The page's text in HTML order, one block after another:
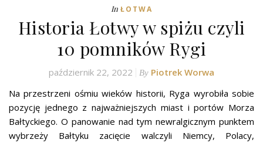
In ŁOTWA
Historia Łotwy w spiżu czyli
10 pomników Rygi
październik 22, 2022 By Piotrek Worwa
Na przestrzeni ośmiu wieków historii, Ryga wyrobiła sobie
pozycję jednego z najważniejszych miast i portów Morza
Bałtyckiego. O panowanie nad tym newralgicznym punktem
wybrzeży Bałtyku zacięcie walczyli Niemcy, Polacy,